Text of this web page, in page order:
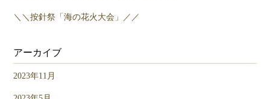
＼＼按針祭「海の花火大会」／／
アーカイブ
2023年11月